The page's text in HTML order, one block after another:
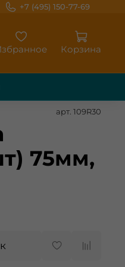
+7 (495) 150-77-69
Корзина
арт. 109R30
75мм,